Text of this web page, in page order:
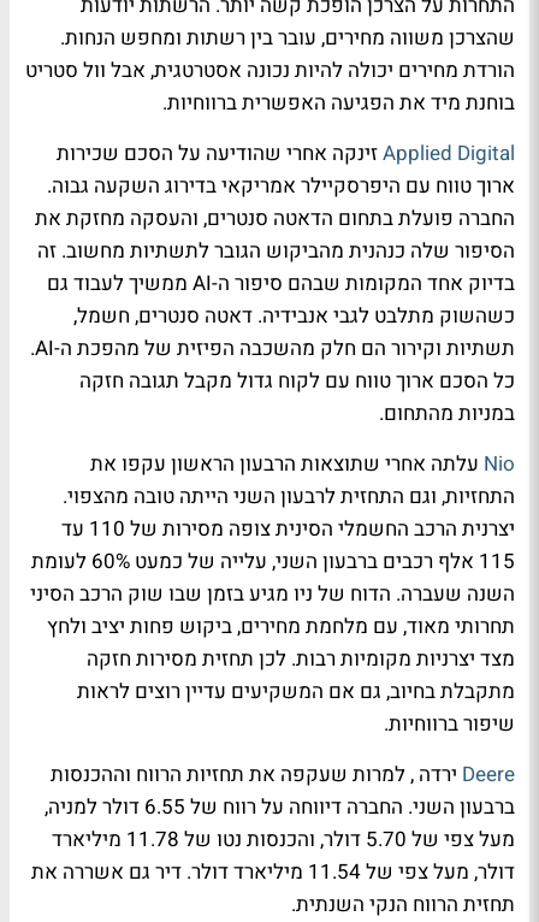
שהצרכן משווה מחירים, עובר בין רשתות ומחפש הנחות.
הורדת מחירים יכולה להיות נכונה אסטרטגית, אבל וול סטריט
בוחנת מיד את הפגיעה האפשרית ברווחיות.
Applied Digitalזינקה אחרי שהודיעה על הסכם שכירות
ארוך טווח עם היפרסקיילר אמריקאי בדירוג השקעה גבוה.
החברה פועלת בתחום הדאטה סנטרים, והעסקה מחזקת את
הסיפור שלה כנהנית מהביקוש הגובר לתשתיות מחשוב. זה
בדיוק אחד המקומות שבהם סיפור ה-AI ממשיך לעבוד גם
כשהשוק מתלבט לגבי אנבידיה. דאטה סנטרים, חשמל,
תשתיות וקירור הם חלק מהשכבה הפיזית של מהפכת ה-AI.
כל הסכם ארוך טווח עם לקוח גדול מקבל תגובה חזקה
במניות מהתחום.
Nio עלתה אחרי שתוצאות הרבעון הראשון עקפו את
התחזיות, וגם התחזית לרבעון השני הייתה טובה מהצפוי.
יצרנית הרכב החשמלי הסינית צופה מסירות של 110 עד
115 אלף רכבים ברבעון השני, עלייה של כמעט 60% לעומת
השנה שעברה. הדוח של ניו מגיע בזמן שבו שוק הרכב הסיני
תחרותי מאוד, עם מלחמת מחירים, ביקוש פחות יציב ולחץ
מצד יצרניות מקומיות רבות. לכן תחזית מסירות חזקה
מתקבלת בחיוב, גם אם המשקיעים עדיין רוצים לראות
שיפור ברווחיות.
Deere ירדה , למרות שעקפה את תחזיות הרווח וההכנסות
ברבעון השני. החברה דיווחה על רווח של 6.55 דולר למניה,
מעל צפי של 5.70 דולר, והכנסות נטו של 11.78 מיליארד
דולר, מעל צפי של 11.54 מיליארד דולר. דיר גם אשררה את
תחזית הרווח הנקי השנתית.